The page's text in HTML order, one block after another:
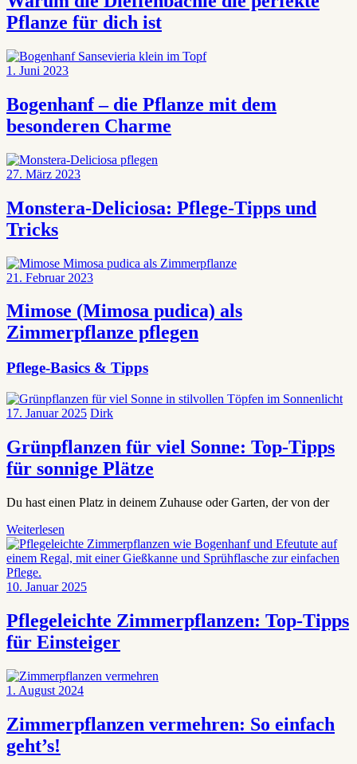
Pflanze für dich ist
1. Juni 2023
Bogenhanf – die Pflanze mit dem
besonderen Charme
27. März 2023
Monstera-Deliciosa: Pflege-Tipps und
Tricks
21. Februar 2023
Mimose (Mimosa pudica) als
Zimmerpflanze pflegen
Pflege-Basics & Tipps
17. Januar 2025 Dirk
Grünpflanzen für viel Sonne: Top-Tipps
für sonnige Plätze
Du hast einen Platz in deinem Zuhause oder Garten, der von der
Weiterlesen
10. Januar 2025
Pflegeleichte Zimmerpflanzen: Top-Tipps
für Einsteiger
1. August 2024
Zimmerpflanzen vermehren: So einfach
geht’s!